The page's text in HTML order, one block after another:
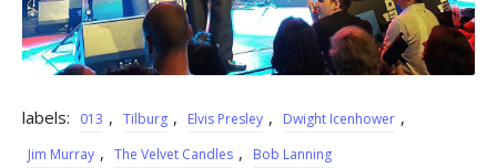
labels: 013 , Tilburg , Elvis Presley , Dwight Icenhower ,
Jim Murray , The Velvet Candles , Bob Lanning